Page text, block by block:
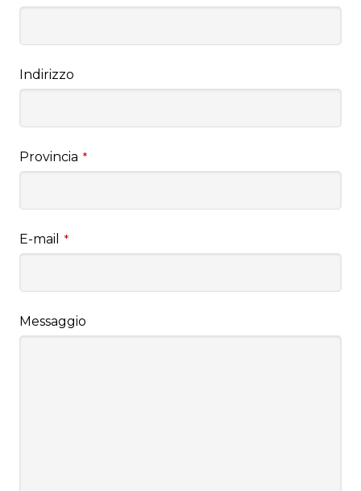
Indirizzo
Provincia *
E-mail *
Messaggio